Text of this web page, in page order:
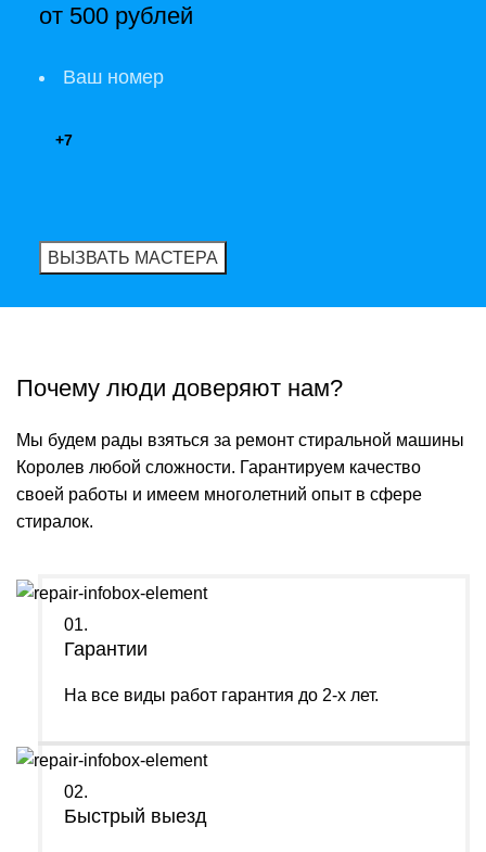
Королев
от 500 рублей
Ваш номер
Почему люди доверяют нам?
Мы будем рады взяться за ремонт стиральной машины
Королев любой сложности. Гарантируем качество
своей работы и имеем многолетний опыт в сфере
стиралок.
01.
Гарантии
На все виды работ гарантия до 2-х лет.
02.
Быстрый выезд